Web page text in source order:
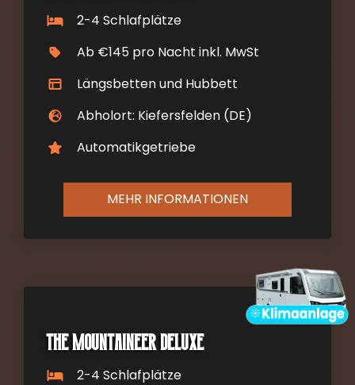
2-4 Schlafplätze
Ab €145 pro Nacht inkl. MwSt
Längsbetten und Hubbett
Abholort: Kiefersfelden (DE)
Automatikgetriebe
MEHR INFORMATIONEN
The Mountaineer DELUXE
2-4 Schlafplätze